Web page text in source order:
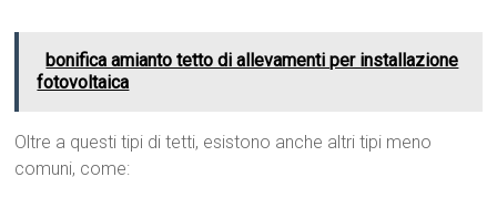
bonifica amianto tetto di allevamenti per installazione
fotovoltaica
Oltre a questi tipi di tetti, esistono anche altri tipi meno
comuni, come: